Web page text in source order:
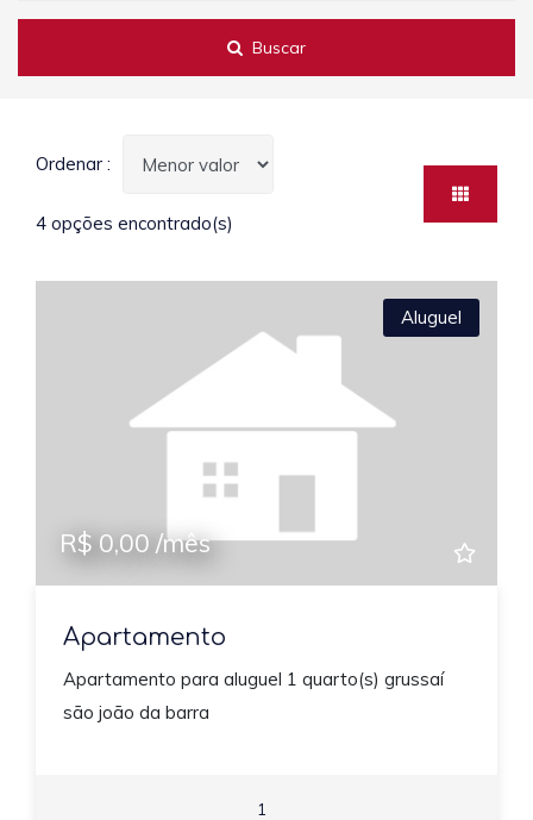
Buscar
Ordenar :
4 opções encontrado(s)
Aluguel
R$ 0,00 /mês
Apartamento
Apartamento para aluguel 1 quarto(s) grussaí
são joão da barra
1